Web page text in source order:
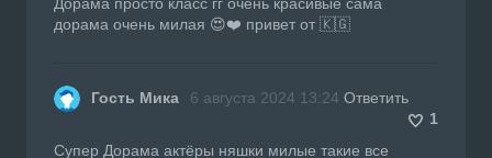
дорама очень милая 😍❤️ привет от 🇰🇬
Гость Мика 6 августа 2024 13:24 Ответить
1
Супер Дорама актёры няшки милые такие все